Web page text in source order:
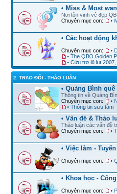
• Miss & Most
Nơi tôn vinh vẻ đẹp
Chuyên mục con:
•
• Các hoạt động
Chuyên mục con: •
• The QBO Golden
• Cứu trợ lũ lụt 2007
2. TRAO ĐỔI - THẢO LUẬN
• Quảng Bình quê
Thông tin về Quảng
Chuyên mục con:
•
• Thông tin sưu tầm
• Vấn đề & Thảo
Thảo luận các vấn đề
Chuyên mục con:
•
• Việc làm -
Chuyên mục con: •
• Khoa học -
Chuyên mục con: •